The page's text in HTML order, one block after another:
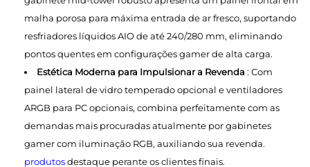
malha porosa para máxima entrada de ar fresco, suportando
resfriadores líquidos AIO de até 240/280 mm, eliminando
pontos quentes em configurações gamer de alta carga.
Estética Moderna para Impulsionar a Revenda : Com
painel lateral de vidro temperado opcional e ventiladores
ARGB para PC opcionais, combina perfeitamente com as
demandas mais procuradas atualmente por gabinetes
gamer com iluminação RGB, auxiliando sua revenda.
produtosdestaque perante os clientes finais.